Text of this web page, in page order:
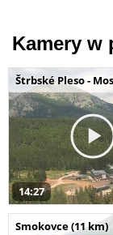
Kamery w
Štrbské Pleso -
14:27
Smokovce (11 km)